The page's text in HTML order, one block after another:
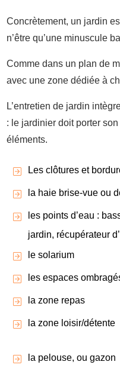
Concrètement, un jardin
n’être qu’une minuscule
Comme dans un plan de
avec une zone dédiée à
L’entretien de jardin
: le jardinier doit porter
éléments.
Les clôtures et
la haie brise-vue ou
les points d’eau :
jardin, récupérateur
le solarium
les espaces
la zone repas
la zone loisir/détente
la pelouse, ou gazon